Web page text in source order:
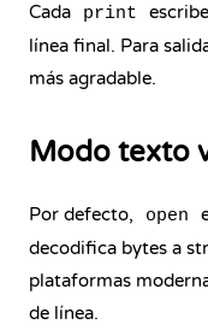
Cada print
línea final. Para
más agradable.
Modo texto
Por defecto, open
decodifica bytes a
plataformas
de línea.